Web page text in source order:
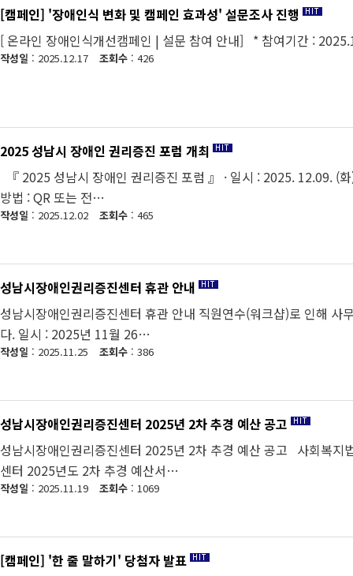
[캠페인] '장애인식 변화 및 캠페인 효과성' 설문조사 진행
[ 온라인 장애인식개선캠페인 | 설문 참여 안내] * 참여기간 :
작성일 : 2025.12.17 조회수 : 426
2025 성남시 장애인 권리증진 포럼 개최
『 2025 성남시 장애인 권리증진 포럼 』 · 일시 : 2025. 12.09. (
방법 : QR 또는 전…
작성일 : 2025.12.02 조회수 : 465
성남시장애인권리증진센터 휴관 안내
성남시장애인권리증진센터 휴관 안내 직원연수(워크샵)로 인해
다. 일시 : 2025년 11월 26…
작성일 : 2025.11.25 조회수 : 386
성남시장애인권리증진센터 2025년 2차 추경 예산 공고
성남시장애인권리증진센터 2025년 2차 추경 예산 공고 사회복지
센터 2025년도 2차 추경 예산서…
작성일 : 2025.11.19 조회수 : 1069
[캠페인] '한 줄 말하기' 당첨자 발표